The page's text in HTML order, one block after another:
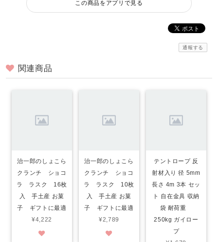
この商品をアプリで見る
通報する
関連商品
治一郎のしょこら
クランチ ショコ
ラ ラスク 16枚
入 手土産 お菓
子 ギフトに最適
¥4,222
治一郎のしょこら
クランチ ショコ
ラ ラスク 10枚
入 手土産 お菓
子 ギフトに最適
¥2,789
テントロープ 反
射材入り 径 5mm
長さ 4m 3本 セッ
ト 自在金具 収納
袋 耐荷重
250kg ガイロー
プ